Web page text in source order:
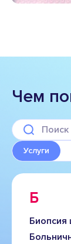
Чем
Услуги
Б
Биопсия